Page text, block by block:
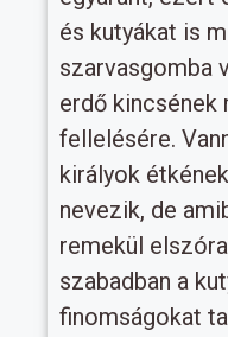
és kutyákat is
szarvasgomba
erdő
fellelésére.
királyok
nevezik, de
remekül
szabadban a
finomságokat